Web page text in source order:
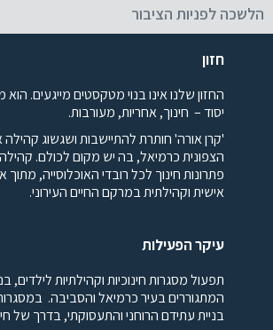
הלשכה לפניות הציבור
חזון
החזון שלנו אינו בנוי מטקסטים מייגעים.
יסוד – חינוך, אחריות, מעורבות.
'קרן אורה' חותרת להתיישבות ושגשוג קהילה
הצפונית כרמיאל, בה יש מקום לכולם.
פתרונות חינוך לכל רובדי האוכלוסייה, מתוך
אישית וקהילתית במרקם החיים העירוני.
עיקר הפעילות
תפעול מסגרות חינוכיות וקהילתיות לילדים,
המתגוררים בעיר כרמיאל והסביבה.
בניית עתידם הרוחני והתעסוקתי, בדרך של